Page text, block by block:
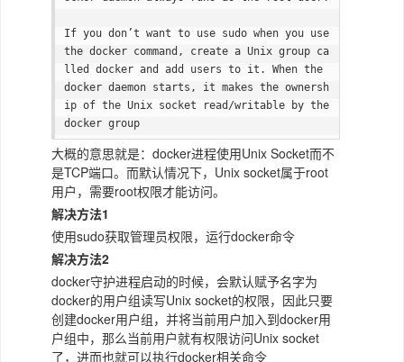
If you don’t want to use sudo when you use
the docker command, create a Unix group ca
lled docker and add users to it. When the
docker daemon starts, it makes the ownersh
ip of the Unix socket read/writable by the
docker group
大概的意思就是：docker进程使用Unix Socket而不
是TCP端口。而默认情况下，Unix socket属于root
用户，需要root权限才能访问。
解决方法1
使用sudo获取管理员权限，运行docker命令
解决方法2
docker守护进程启动的时候，会默认赋予名字为
docker的用户组读写Unix socket的权限，因此只要
创建docker用户组，并将当前用户加入到docker用
户组中，那么当前用户就有权限访问Unix socket
了，进而也就可以执行docker相关命令